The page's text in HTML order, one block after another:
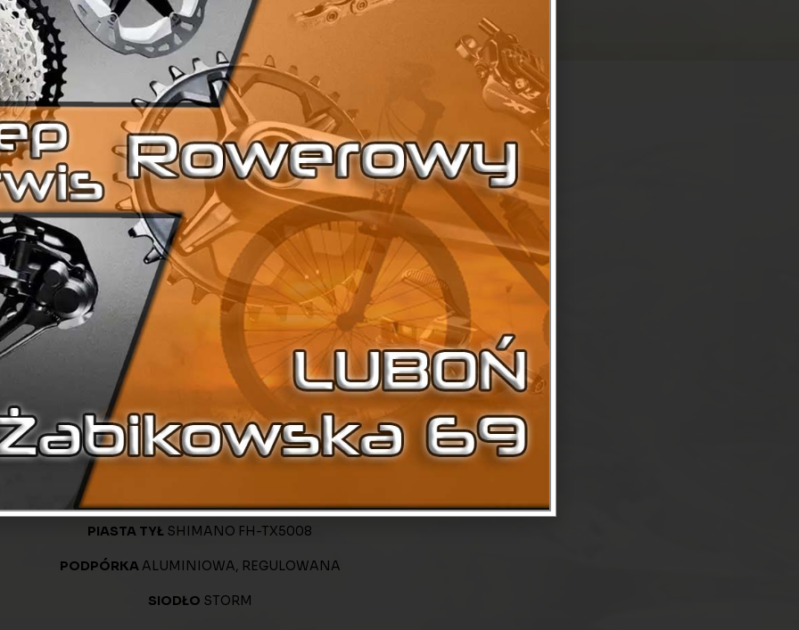
+ 48 575 198 021
DANE TECHNICZNE
CHWYTYHERRMANS
WOLNOBIEG KASETA SHIMANO CS- HG31 8 RZĘDOWA(11-30)
KIEROWNICASTORM ALUMINIOWA 640 MM
KORBA SHIMANO TY301(48x38x28)
ŁANCUCHKMC Z8
STORM ALUMINIOWA, DWUKOMOROWA, WZMACNIANA
OPONA CST OTIS 700X40C REFLEX
OSŁONA ŁAŃCUCHA HESLING
PRZÓD SMART Z SENSOREM ZMIERZCHU 20 LUX +TYŁ SMART BATERYJNE
PEDAŁYPF-830A
PIASTA PRZÓD
PIASTA TYŁ SHIMANO FH-TX5008
PODPÓRKA ALUMINIOWA, REGULOWANA
SIODŁO STORM